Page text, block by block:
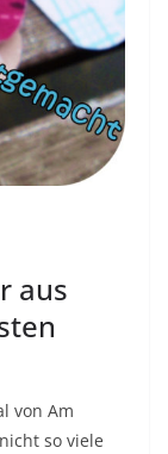
aus
von Am
so viele